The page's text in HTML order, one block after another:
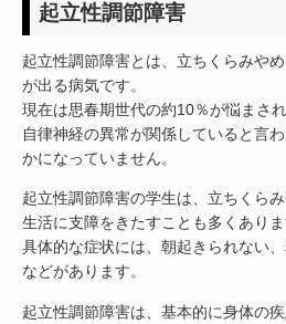
起立性調節障害
起立性調節障害とは、立ちくらみや
が出る病気です。
現在は思春期世代の約10％が悩まさ
自律神経の異常が関係していると言
かになっていません。
起立性調節障害の学生は、立ちくら
生活に支障をきたすことも多くありま
具体的な症状には、朝起きられない
などがあります。
起立性調節障害は、基本的に身体の